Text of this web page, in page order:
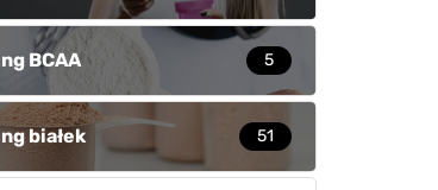
BCAA 5
białek 51